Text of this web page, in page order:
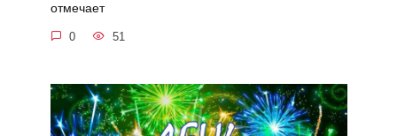
отмечает
0 51